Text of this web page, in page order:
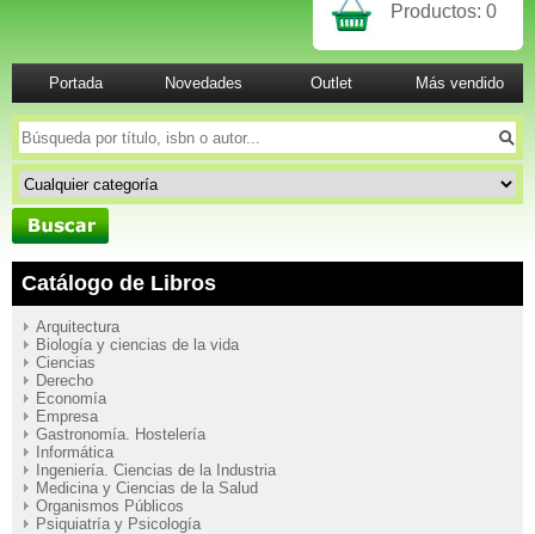
Productos: 0
Portada Novedades Outlet Más vendido
Catálogo de Libros
Arquitectura
Biología y ciencias de la vida
Ciencias
Derecho
Economía
Empresa
Gastronomía. Hostelería
Informática
Ingeniería. Ciencias de la Industria
Medicina y Ciencias de la Salud
Organismos Públicos
Psiquiatría y Psicología